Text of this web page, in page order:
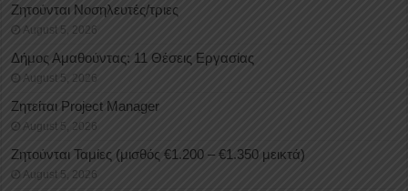
Ζητούνται Νοσηλευτές/τριες
August 5, 2026
Δήμος Αμαθούντας: 11 Θέσεις Εργασίας
August 5, 2026
Ζητείται Project Manager
August 5, 2026
Ζητούνται Ταμίες (μισθός €1.200 – €1.350 μεικτά)
August 5, 2026